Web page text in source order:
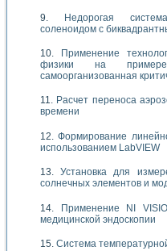
Недорогая
соленоидом с
Применение
физики на примере
самоорганизованная
Расчет переноса
времени
Формирование
использованием LabVIEW
Установка для
солнечных элементов и
Применение NI
медицинской эндоскопии
Система